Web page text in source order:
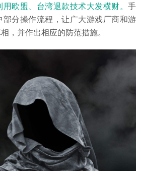
欧盟、台湾退款技术大发横财。 手
部分操作流程，让广大游戏厂商和游
，并作出相应的防范措施。